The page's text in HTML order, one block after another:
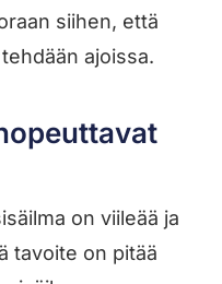
siihen, että
ajoissa.
on viileää ja
tavoite on pitää